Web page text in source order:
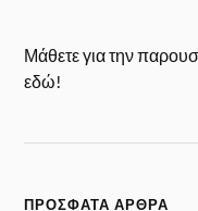
Μάθετε για την
εδώ!
ΠΡΌΣΦΑΤΑ ΆΡΘΡΑ